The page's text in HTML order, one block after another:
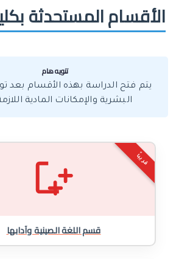
الأقسام المستحدثة
تنويه هام
يتم فتح الدراسة بهذه الأقسام بعد
البشرية والإمكانات المادية
قريباً
قسم اللغة الصينية وآدابها